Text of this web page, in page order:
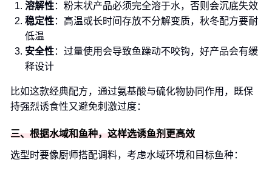
溶解性：粉末状产品必须完全溶于水，否则会沉底失效
稳定性：高温或长时间存放不分解变质，秋冬配方要耐
低温
安全性：过量使用会导致鱼躁动不咬钩，好产品会有缓
释设计
比如这款经典配方，通过氨基酸与硫化物协同作用，既保
持强烈诱食性又避免刺激过度：
三、根据水域和鱼种，这样选诱鱼剂更高效
选型时要像厨师搭配调料，考虑水域环境和目标鱼种：